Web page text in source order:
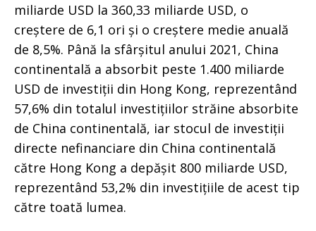
miliarde USD la 360,33 miliarde USD, o
creștere de 6,1 ori și o creștere medie anuală
de 8,5%. Până la sfârșitul anului 2021, China
continentală a absorbit peste 1.400 miliarde
USD de investiții din Hong Kong, reprezentând
57,6% din totalul investițiilor străine absorbite
de China continentală, iar stocul de investiții
directe nefinanciare din China continentală
către Hong Kong a depășit 800 miliarde USD,
reprezentând 53,2% din investițiile de acest tip
către toată lumea.